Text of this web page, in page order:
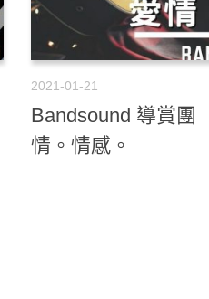
2021-01-21
Bandsound 導賞團
情。情感。